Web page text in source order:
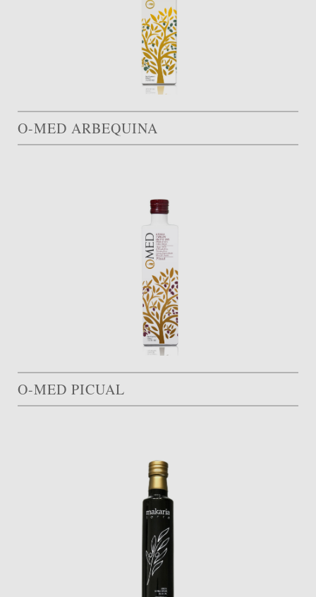
O-MED ARBEQUINA
O-MED PICUAL